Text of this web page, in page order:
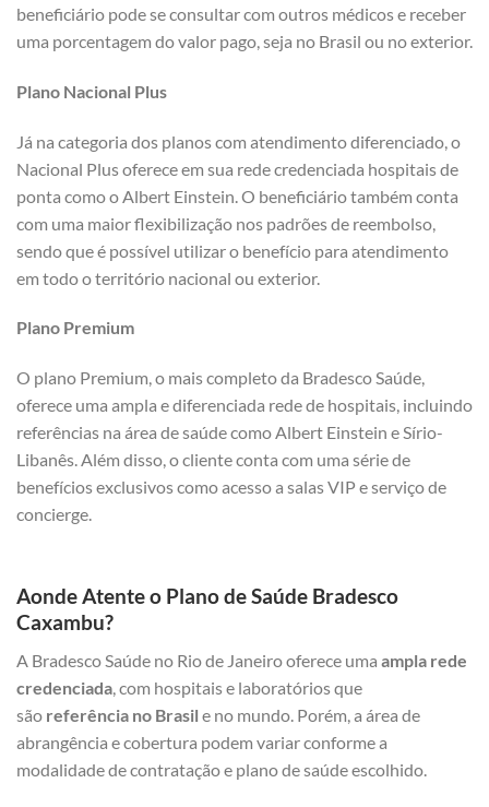
beneficiário pode se consultar com outros médicos e receber
uma porcentagem do valor pago, seja no Brasil ou no exterior.
Plano Nacional Plus
Já na categoria dos planos com atendimento diferenciado, o
Nacional Plus oferece em sua rede credenciada hospitais de
ponta como o Albert Einstein. O beneficiário também conta
com uma maior flexibilização nos padrões de reembolso,
sendo que é possível utilizar o benefício para atendimento
em todo o território nacional ou exterior.
Plano Premium
O plano Premium, o mais completo da Bradesco Saúde,
oferece uma ampla e diferenciada rede de hospitais, incluindo
referências na área de saúde como Albert Einstein e Sírio-
Libanês. Além disso, o cliente conta com uma série de
benefícios exclusivos como acesso a salas VIP e serviço de
concierge.
Aonde Atente o Plano de Saúde Bradesco
Caxambu?
A Bradesco Saúde no Rio de Janeiro oferece uma ampla rede
credenciada , com hospitais e laboratórios que
são referência no Brasil e no mundo. Porém, a área de
abrangência e cobertura podem variar conforme a
modalidade de contratação e plano de saúde escolhido.